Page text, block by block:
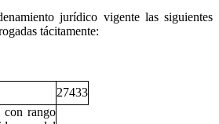
jurídico vigente las siguientes
tácitamente:
27433
rango